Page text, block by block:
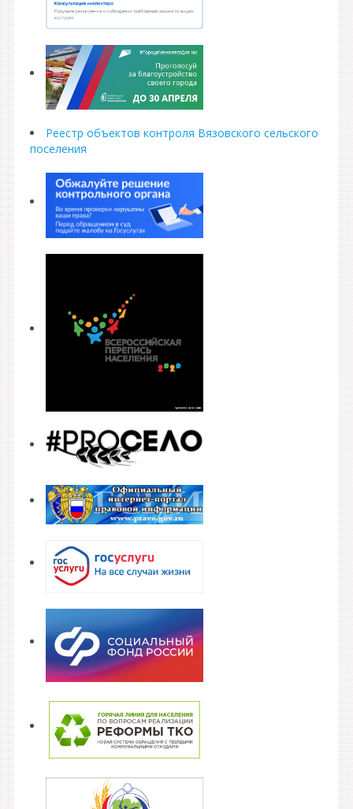
Реестр объектов контроля Вязовского сельского
поселения